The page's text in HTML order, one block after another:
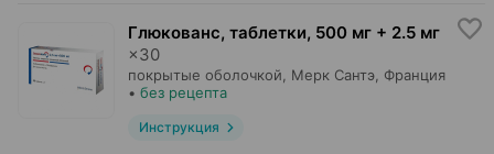
Глюкованс, таблетки, 500 мг + 2.5 мг
×30
покрытые оболочкой, Мерк Сантэ , Франция
• без рецепта
Инструкция